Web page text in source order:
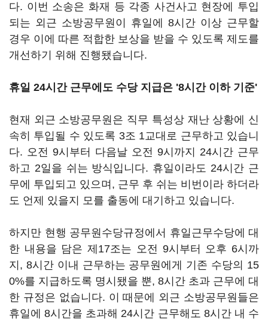
다. 이번 소송은 화재 등 각종 사건사고 현장에 투입
되는 외근 소방공무원이 휴일에 8시간 이상 근무할
경우 이에 따른 적합한 보상을 받을 수 있도록 제도를
개선하기 위해 진행됐습니다.
휴일 24시간 근무에도 수당 지급은 '8시간 이하 기준'
현재 외근 소방공무원은 직무 특성상 재난 상황에 신
속히 투입될 수 있도록 3조 1교대로 근무하고 있습니
다. 오전 9시부터 다음날 오전 9시까지 24시간 근무
하고 2일을 쉬는 방식입니다. 휴일이라도 24시간 근
무에 투입되고 있으며, 근무 후 쉬는 비번이라 하더라
도 언제 있을지 모를 출동에 대기하고 있습니다.
하지만 현행 공무원수당규정에서 휴일근무수당에 대
한 내용을 담은 제17조는 오전 9시부터 오후 6시까
지, 8시간 이내 근무하는 공무원에게 기존 수당의 15
0%를 지급하도록 명시됐을 뿐, 8시간 초과 근무에 대
한 규정은 없습니다. 이 때문에 외근 소방공무원들은
휴일에 8시간을 초과해 24시간 근무해도 8시간 내 수